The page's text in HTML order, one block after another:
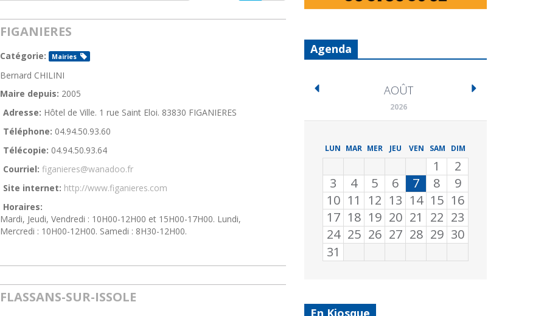
FIGANIERES
Catégorie: Mairies
Bernard CHILINI
Maire depuis: 2005
Adresse: Hôtel de Ville. 1 rue Saint Eloi. 83830 FIGANIERES
Téléphone: 04.94.50.93.60
Télécopie: 04.94.50.93.64
Courriel: figanieres@wanadoo.fr
Site internet: http://www.figanieres.com
Horaires:
Mardi, Jeudi, Vendredi : 10H00-12H00 et 15H00-17H00. Lundi,
Mercredi : 10H00-12H00. Samedi : 8H30-12H00.
FLASSANS-SUR-ISSOLE
Agenda
AOÛT
2026
LUN MAR MER JEU VEN SAM DIM
1
2
3
4 5 6 7 8
9
10 11 12 13 14 15 16
17 18 19 20 21 22 23
24 25 26 27 28 29 30
31
En Kiosque